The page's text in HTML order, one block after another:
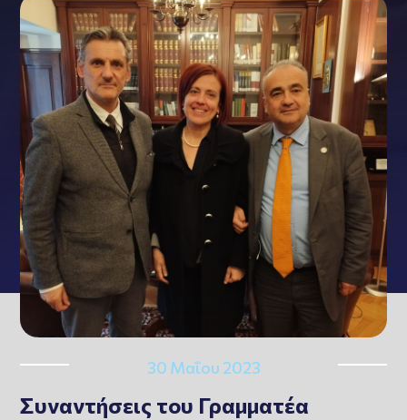
30 Μαΐου 2023
Συναντήσεις του Γραμματέα